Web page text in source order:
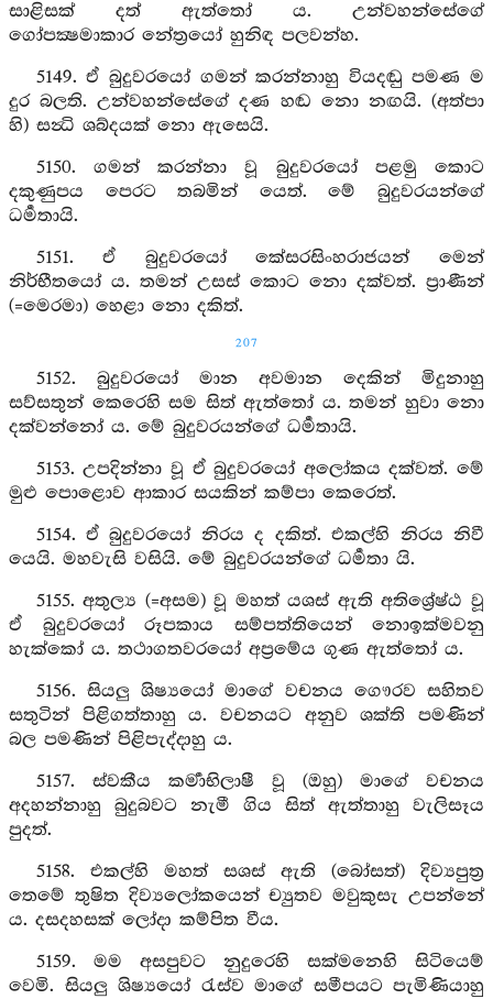
සාළිසක් දත් ඇත්තෝ ය. උන්වහන්සේගේ
ගෝපක්‍ෂමාකාර නේත්‍රයෝ හුනිඳ පලවන්හ.
5149. ඒ බුදුවරයෝ ගමන් කරන්නාහු වියදඬු පමණ ම
දුර බලති. උන්වහන්සේගේ දණ හඬ නො නඟයි. (අත්පා
හි) සන්‍ධි ශබ්දයක් නො ඇසෙයි.
5150. ගමන් කරන්නා වූ බුදුවරයෝ පළමු කොට
දකුණුපය පෙරට තබමින් යෙත්. මේ බුදුවරයන්ගේ
ධර්‍මතායි.
5151. ඒ බුදුවරයෝ කේසරසිංහරාජයන් මෙන්
නිර්භීතයෝ ය. තමන් උසස් කොට නො දක්වත්. ප්‍රාණීන්
(=මෙරමා) හෙළා නො දකිත්.
207
5152. බුදුවරයෝ මාන අවමාන දෙකින් මිදුනාහු
සව්සතුන් කෙරෙහි සම සිත් ඇත්තෝ ය. තමන් හුවා නො
දක්වන්නෝ ය. මේ බුදුවරයන්ගේ ධර්‍මතායි.
5153. උපදින්නා වූ ඒ බුදුවරයෝ අලෝකය දක්වත්. මේ
මුළු පොළොව ආකාර සයකින් කම්පා කෙරෙත්.
5154. ඒ බුදුවරයෝ නිරය ද දකිත්. එකල්හි නිරය නිවී
යෙයි. මහවැසි වසියි. මේ බුදුවරයන්ගේ ධර්‍මතා යි.
5155. අතුල්‍ය (=අසම) වූ මහත් යශස් ඇති අතිශ්‍රේෂ්ඨ වූ
ඒ බුදුවරයෝ රූපකාය සම්පත්තියෙන් නොඉක්මවනු
හැක්කෝ ය. තථාගතවරයෝ අප්‍රමේය ගුණ ඇත්තෝ ය.
5156. සියලු ශිෂ්‍යයෝ මාගේ වචනය ගෞරව සහිතව
සතුටින් පිළිගත්තාහු ය. වචනයට අනුව ශක්ති පමණින්
බල පමණින් පිළිපැද්දාහු ය.
5157. ස්වකීය කර්‍මාභිලාෂී වූ (ඔහු) මාගේ වචනය
අදහන්නාහු බුදුබවට නැමී ගිය සිත් ඇත්තාහු වැලිසෑය
පුදත්.
5158. එකල්හි මහත් සශස් ඇති (බෝසත්) දිව්‍යපුත්‍ර
තෙමේ තුෂිත දිව්‍යලෝකයෙන් ච්‍යුතව මවුකුසැ උපන්නේ
ය. දසදහසක් ලෝදා කම්පිත වීය.
5159. මම අසපුවට නුදුරෙහි සක්මනෙහි සිටියෙම්
වෙමි. සියලු ශිෂ්‍යයෝ රැස්ව මාගේ සමීපයට පැමිණියාහු